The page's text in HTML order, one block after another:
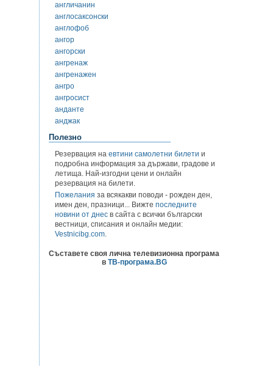
англичанин
англосаксонски
англофоб
ангор
ангорски
ангренаж
ангренажен
ангро
ангросист
анданте
анджак
Полезно
Резервация на евтини самолетни билети и
подробна информация за държави, градове и
летища. Най-изгодни цени и онлайн
резервация на билети.
Пожелания за всякакви поводи - рожден ден,
имен ден, празници... Вижте последните
новини от днес в сайта с всички български
вестници, списания и онлайн медии:
Vestnicibg.com.
Съставете своя лична телевизионна програма
в ТВ-програма.BG